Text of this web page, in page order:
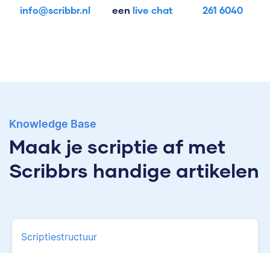
info@scribbr.nl
een live chat
261 6040
Knowledge Base
Maak je scriptie af met
Scribbrs handige artikelen
Scriptiestructuur